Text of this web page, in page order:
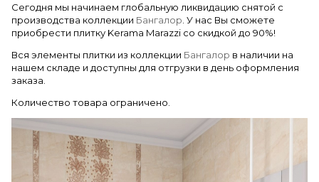
Сегодня мы начинаем глобальную ликвидацию снятой с
производства коллекции Бангалор . У нас Вы сможете
приобрести плитку Kerama Marazzi со скидкой до 90%!
Вся элементы плитки из коллекции Бангалор в наличии на
нашем складе и доступны для отгрузки в день оформления
заказа.
Количество товара ограничено.